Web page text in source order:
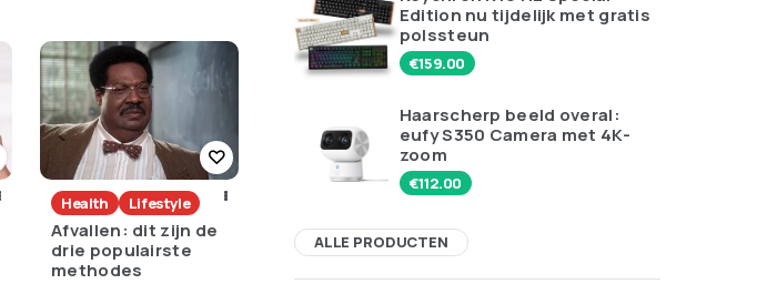
Health Lifestyle
Afvallen: dit zijn de
drie populairste
methodes
Edition nu tijdelijk met gratis
polssteun
€159.00
Haarscherp beeld overal:
eufy S350 Camera met 4K-
zoom
€112.00
ALLE PRODUCTEN